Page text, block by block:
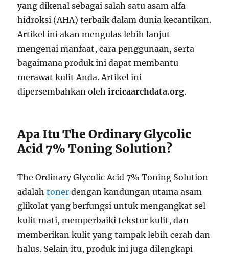
yang dikenal sebagai salah satu asam alfa
hidroksi (AHA) terbaik dalam dunia kecantikan.
Artikel ini akan mengulas lebih lanjut
mengenai manfaat, cara penggunaan, serta
bagaimana produk ini dapat membantu
merawat kulit Anda. Artikel ini
dipersembahkan olehircicaarchdata.org.
Apa Itu The Ordinary Glycolic
Acid 7% Toning Solution?
The Ordinary Glycolic Acid 7% Toning Solution
adalahtoner dengan kandungan utama asam
glikolat yang berfungsi untuk mengangkat sel
kulit mati, memperbaiki tekstur kulit, dan
memberikan kulit yang tampak lebih cerah dan
halus. Selain itu, produk ini juga dilengkapi